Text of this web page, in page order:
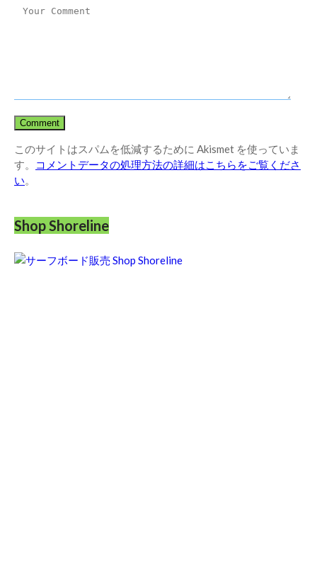
このサイトはスパムを低減するために Akismet を使っていま
す。
コメントデータの処理方法の詳細はこちらをご覧くださ
い。
Shop Shoreline